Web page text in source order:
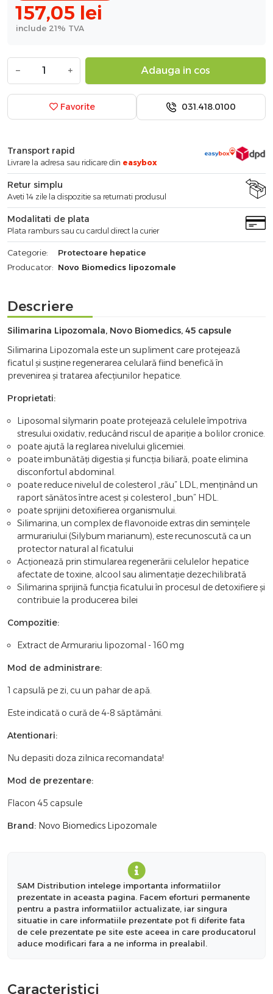
157,05 lei
include 21% TVA
− + Adauga in cos
Favorite 031.418.0100
Transport rapid
Livrare la adresa sau ridicare din easybox
Retur simplu
Aveti 14 zile la dispozitie sa returnati produsul
Modalitati de plata
Plata ramburs sau cu cardul direct la curier
Categorie:
Protectoare hepatice
Producator: Novo Biomedics lipozomale
Descriere
Silimarina Lipozomala, Novo Biomedics, 45 capsule
Silimarina Lipozomala este un supliment care protejează
ficatul și susține regenerarea celulară fiind benefică în
prevenirea și tratarea afecțiunilor hepatice.
Proprietati:
Liposomal silymarin poate protejează celulele împotriva
stresului oxidativ, reducând riscul de apariție a bolilor cronice.
poate ajută la reglarea nivelului glicemiei.
poate imbunătăți digestia și funcția biliară, poate elimina
disconfortul abdominal.
poate reduce nivelul de colesterol „rău” LDL, menținând un
raport sănătos între acest și colesterol „bun” HDL.
poate sprijini detoxifierea organismului.
Silimarina, un complex de flavonoide extras din semințele
armurariului (Silybum marianum), este recunoscută ca un
protector natural al ficatului
Acționează prin stimularea regenerării celulelor hepatice
afectate de toxine, alcool sau alimentație dezechilibrată
Silimarina sprijină funcția ficatului în procesul de detoxifiere și
contribuie la producerea bilei
Compozitie:
Extract de Armurariu lipozomal - 160 mg
Mod de administrare:
1 capsulă pe zi, cu un pahar de apă.
Este indicată o cură de 4-8 săptămâni.
Atentionari:
Nu depasiti doza zilnica recomandata!
Mod de prezentare:
Flacon 45 capsule
Brand: Novo Biomedics Lipozomale
SAM Distribution intelege importanta informatiilor
prezentate in aceasta pagina. Facem eforturi permanente
pentru a pastra informatiilor actualizate, iar singura
situatie in care informatiile prezentate pot fi diferite fata
de cele prezentate pe site este aceea in care producatorul
aduce modificari fara a ne informa in prealabil.
Caracteristici